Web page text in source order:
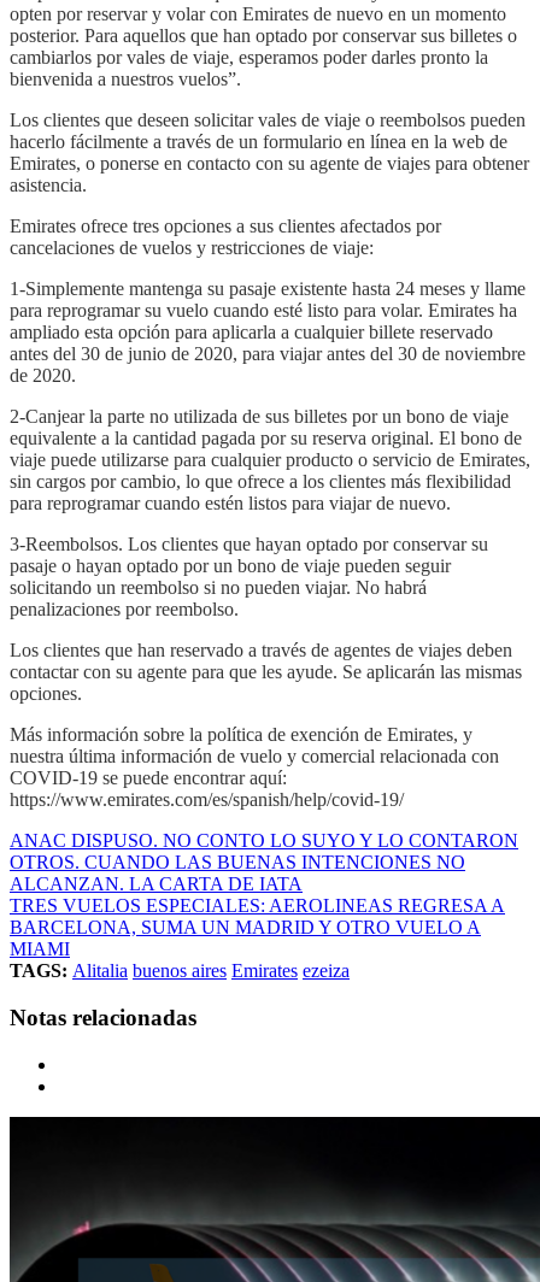
opten por reservar y volar con Emirates de nuevo en un momento
posterior. Para aquellos que han optado por conservar sus billetes o
cambiarlos por vales de viaje, esperamos poder darles pronto la
bienvenida a nuestros vuelos”.
Los clientes que deseen solicitar vales de viaje o reembolsos pueden
hacerlo fácilmente a través de un formulario en línea en la web de
Emirates, o ponerse en contacto con su agente de viajes para obtener
asistencia.
Emirates ofrece tres opciones a sus clientes afectados por
cancelaciones de vuelos y restricciones de viaje:
1-Simplemente mantenga su pasaje existente hasta 24 meses y llame
para reprogramar su vuelo cuando esté listo para volar. Emirates ha
ampliado esta opción para aplicarla a cualquier billete reservado
antes del 30 de junio de 2020, para viajar antes del 30 de noviembre
de 2020.
2-Canjear la parte no utilizada de sus billetes por un bono de viaje
equivalente a la cantidad pagada por su reserva original. El bono de
viaje puede utilizarse para cualquier producto o servicio de Emirates,
sin cargos por cambio, lo que ofrece a los clientes más flexibilidad
para reprogramar cuando estén listos para viajar de nuevo.
3-Reembolsos. Los clientes que hayan optado por conservar su
pasaje o hayan optado por un bono de viaje pueden seguir
solicitando un reembolso si no pueden viajar. No habrá
penalizaciones por reembolso.
Los clientes que han reservado a través de agentes de viajes deben
contactar con su agente para que les ayude. Se aplicarán las mismas
opciones.
Más información sobre la política de exención de Emirates, y
nuestra última información de vuelo y comercial relacionada con
COVID-19 se puede encontrar aquí:
https://www.emirates.com/es/spanish/help/covid-19/
ANAC DISPUSO. NO CONTO LO SUYO Y LO CONTARON
OTROS. CUANDO LAS BUENAS INTENCIONES NO
ALCANZAN. LA CARTA DE IATA
TRES VUELOS ESPECIALES: AEROLINEAS REGRESA A
BARCELONA, SUMA UN MADRID Y OTRO VUELO A
MIAMI
TAGS: Alitalia buenos aires Emirates ezeiza
Notas relacionadas